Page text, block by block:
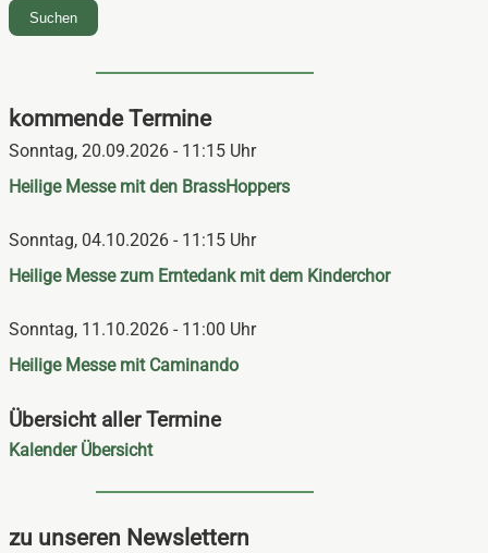
Suchen
kommende Termine
Sonntag, 20.09.2026 - 11:15 Uhr
Heilige Messe mit den BrassHoppers
Sonntag, 04.10.2026 - 11:15 Uhr
Heilige Messe zum Erntedank mit dem Kinderchor
Sonntag, 11.10.2026 - 11:00 Uhr
Heilige Messe mit Caminando
Übersicht aller Termine
Navigation
Kalender Übersicht
zu unseren Newslettern